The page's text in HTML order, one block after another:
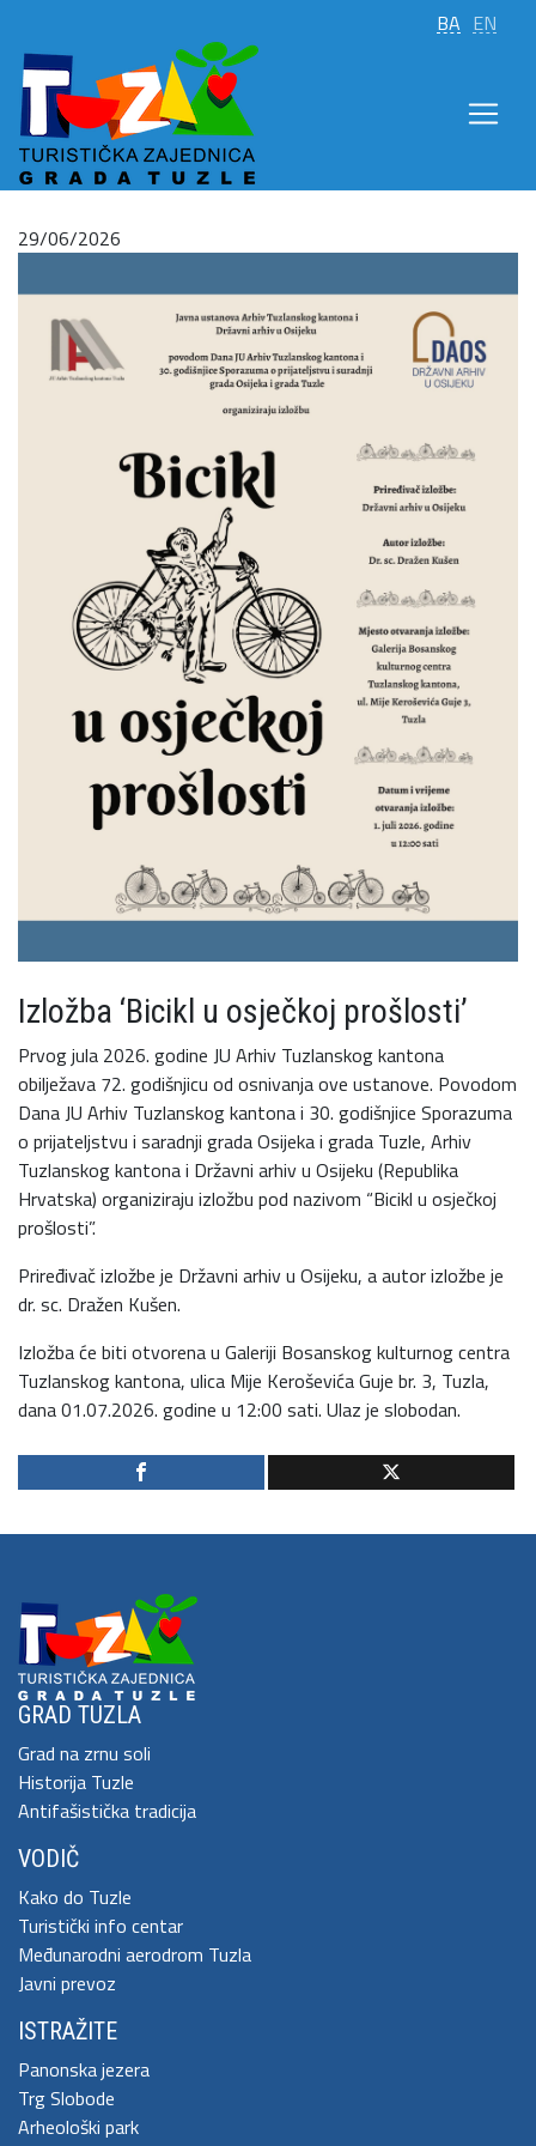
BA EN
29/06/2026
Izložba ‘Bicikl u osječkoj prošlosti’
Prvog jula 2026. godine JU Arhiv Tuzlanskog kantona
obilježava 72. godišnjicu od osnivanja ove ustanove. Povodom
Dana JU Arhiv Tuzlanskog kantona i 30. godišnjice Sporazuma
o prijateljstvu i saradnji grada Osijeka i grada Tuzle, Arhiv
Tuzlanskog kantona i Državni arhiv u Osijeku (Republika
Hrvatska) organiziraju izložbu pod nazivom “Bicikl u osječkoj
prošlosti”.
Priređivač izložbe je Državni arhiv u Osijeku, a autor izložbe je
dr. sc. Dražen Kušen.
Izložba će biti otvorena u Galeriji Bosanskog kulturnog centra
Tuzlanskog kantona, ulica Mije Keroševića Guje br. 3, Tuzla,
dana 01.07.2026. godine u 12:00 sati. Ulaz je slobodan.
GRAD TUZLA
Grad na zrnu soli
Historija Tuzle
Antifašistička tradicija
VODIČ
Kako do Tuzle
Turistički info centar
Međunarodni aerodrom Tuzla
Javni prevoz
ISTRAŽITE
Panonska jezera
Trg Slobode
Arheološki park